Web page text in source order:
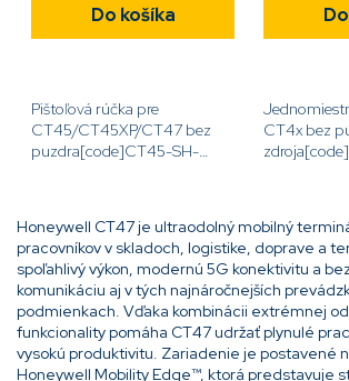
Do košíka
Pištoľová rúčka pre
CT45/CT45XP/CT47 bez
puzdra[code]CT45-SH-
CT4x bez
Honeywell CT47 je ultraodolný mobilný
pracovníkov v skladoch, logistike, doprave a
spoľahlivý výkon, modernú 5G konektivitu a
komunikáciu aj v tých najnáročnejších
podmienkach. Vďaka kombinácii extrémnej
funkcionality pomáha CT47 udržať plynulé
vysokú produktivitu. Zariadenie je postavené
Honeywell Mobility Edge™, ktorá predstavuje